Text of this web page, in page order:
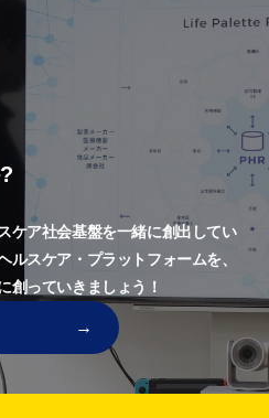
ケア社会基盤を一緒に創出してい
ルスケア・プラットフォームを、
創っていきましょう！